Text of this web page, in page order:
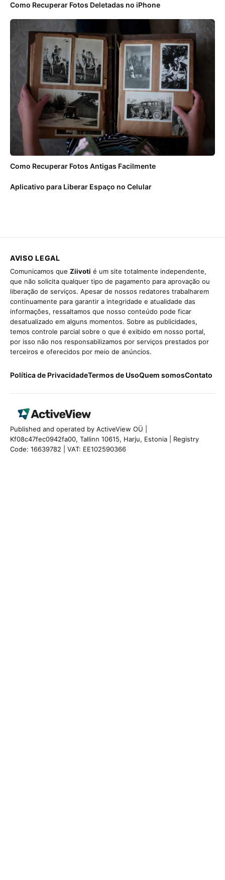
Como Recuperar Fotos Deletadas no iPhone
Como Recuperar Fotos Antigas Facilmente
Aplicativo para Liberar Espaço no Celular
AVISO LEGAL
Comunicamos que Ziivoti é um site totalmente independente,
que não solicita qualquer tipo de pagamento para aprovação ou
liberação de serviços. Apesar de nossos redatores trabalharem
continuamente para garantir a integridade e atualidade das
informações, ressaltamos que nosso conteúdo pode ficar
desatualizado em alguns momentos. Sobre as publicidades,
temos controle parcial sobre o que é exibido em nosso portal,
por isso não nos responsabilizamos por serviços prestados por
terceiros e oferecidos por meio de anúncios.
Política de PrivacidadeTermos de UsoQuem somosContato
Published and operated by ActiveView OÜ |
Kf08c47fec0942fa00, Tallinn 10615, Harju, Estonia | Registry
Code: 16639782 | VAT: EE102590366